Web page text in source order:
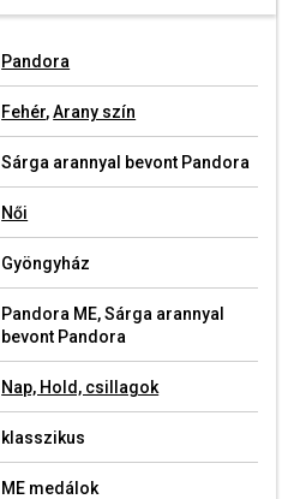
Pandora
Fehér,Arany szín
Sárga arannyal bevont Pandora
Női
Gyöngyház
Pandora ME, Sárga arannyal
bevont Pandora
Nap, Hold, csillagok
klasszikus
ME medálok